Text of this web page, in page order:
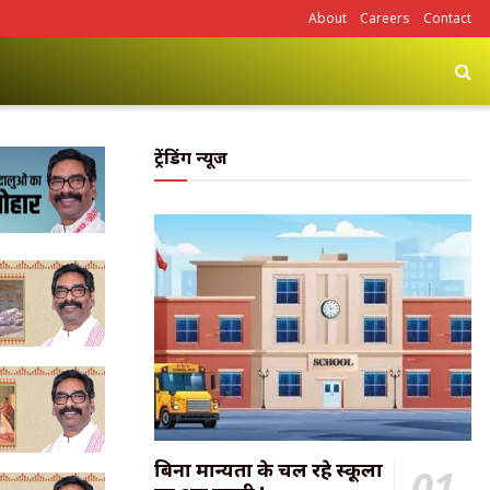
About Careers Contact
ट्रेंडिंग न्यूज
बिना मान्यता के चल रहे स्कूलों